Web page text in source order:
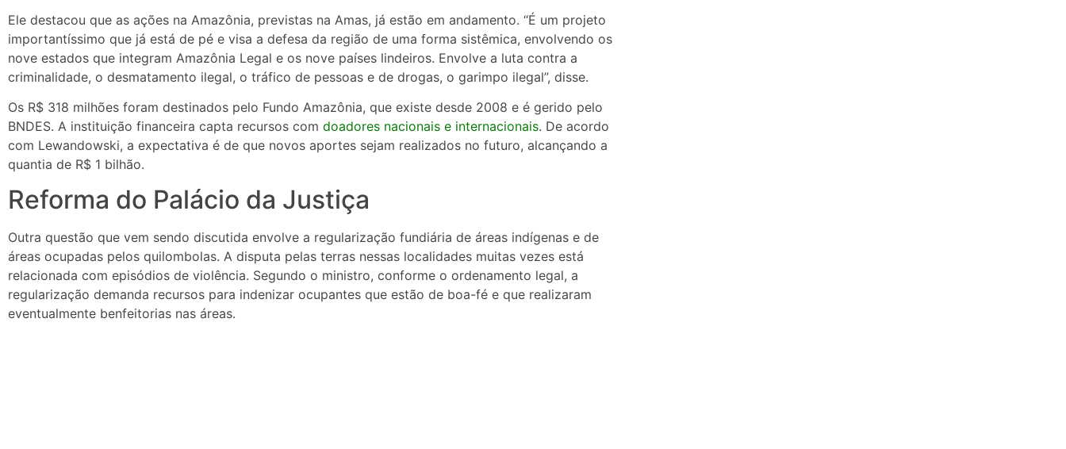
Ele destacou que as ações na Amazônia, previstas na Amas, já estão em andamento. “É um projeto
importantíssimo que já está de pé e visa a defesa da região de uma forma sistêmica, envolvendo os
nove estados que integram Amazônia Legal e os nove países lindeiros. Envolve a luta contra a
criminalidade, o desmatamento ilegal, o tráfico de pessoas e de drogas, o garimpo ilegal”, disse.
Os R$ 318 milhões foram destinados pelo Fundo Amazônia, que existe desde 2008 e é gerido pelo
BNDES. A instituição financeira capta recursos com doadores nacionais e internacionais. De acordo
com Lewandowski, a expectativa é de que novos aportes sejam realizados no futuro, alcançando a
quantia de R$ 1 bilhão.
Reforma do Palácio da Justiça
Outra questão que vem sendo discutida envolve a regularização fundiária de áreas indígenas e de
áreas ocupadas pelos quilombolas. A disputa pelas terras nessas localidades muitas vezes está
relacionada com episódios de violência. Segundo o ministro, conforme o ordenamento legal, a
regularização demanda recursos para indenizar ocupantes que estão de boa-fé e que realizaram
eventualmente benfeitorias nas áreas.